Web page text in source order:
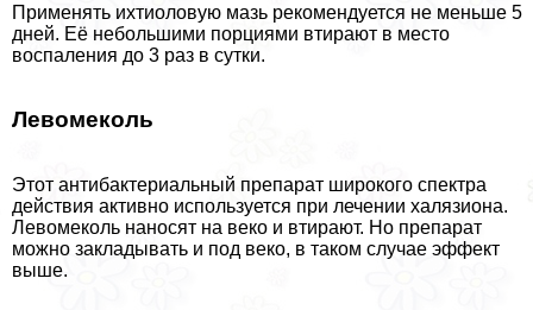
Применять ихтиоловую мазь рекомендуется не меньше 5
дней. Её небольшими порциями втирают в место
воспаления до 3 раз в сутки.
Левомеколь
Этот антибактериальный препарат широкого спектра
действия активно используется при лечении халязиона.
Левомеколь наносят на веко и втирают. Но препарат
можно закладывать и под веко, в таком случае эффект
выше.